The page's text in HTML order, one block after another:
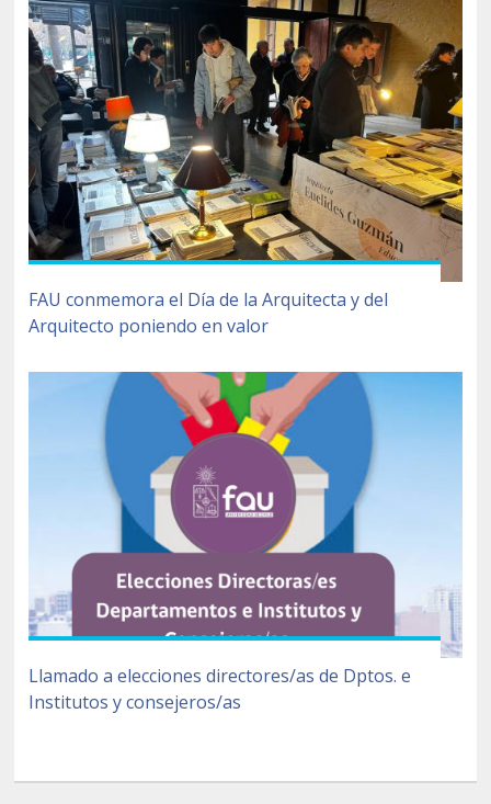
FAU conmemora el Día de la Arquitecta y del
Arquitecto poniendo en valor
Llamado a elecciones directores/as de Dptos. e
Institutos y consejeros/as